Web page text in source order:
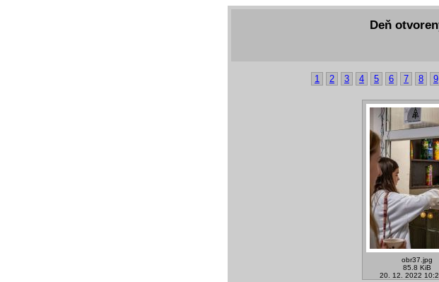
Deň
1 2 3 4 5 6 7 8 9
obr37.jpg
85.8 KiB
20. 12. 2022